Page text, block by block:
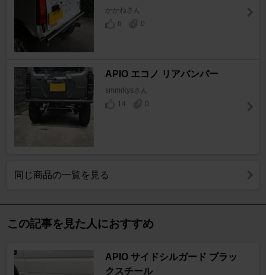
かかねさん
6
0
APIO エコノ リアバンパー
smmrkysさん
14
0
同じ商品の一覧を見る
この記事を見た人におすすめ
APIO サイドシルガード ブラッ
クスチール